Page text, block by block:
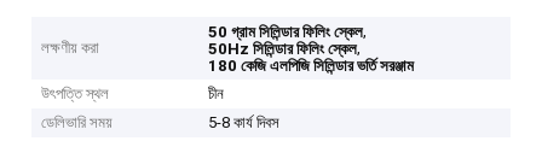
লক্ষণীয় করা
50 গ্রাম সিলিন্ডার ফিলিং স্কেল,
50Hz সিলিন্ডার ফিলিং স্কেল,
180 কেজি এলপিজি সিলিন্ডার ভর্তি সরঞ্জাম
উৎপত্তি স্থল
চীন
ডেলিভারি সময়
5-8 কার্য দিবস